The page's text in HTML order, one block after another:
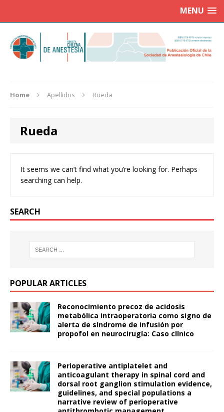
MENU
Home Apellidos Rueda
Rueda
It seems we can’t find what you’re looking for. Perhaps
searching can help.
SEARCH
POPULAR ARTICLES
Reconocimiento precoz de acidosis
metabólica intraoperatoria como signo de
alerta de síndrome de infusión por
propofol en neurocirugía: Caso clínico
Perioperative antiplatelet and
anticoagulant therapy in spinal cord and
dorsal root ganglion stimulation evidence,
guidelines, and special populations a
narrative review of perioperative